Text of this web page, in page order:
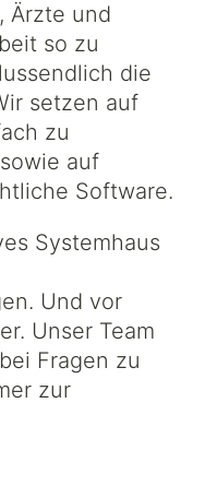
Ärzte und
so zu
die
setzen auf
zu
auf
Software.
Systemhaus
Und vor
Unser Team
Fragen zu
zur